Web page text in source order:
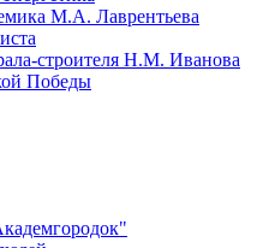
М.А. Лаврентьева
строителя Н.М. Иванова
Победы